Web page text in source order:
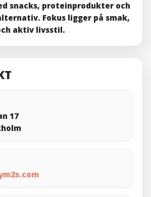
snacks, proteinprodukter och
Fokus ligger på smak,
aktiv livsstil.
17